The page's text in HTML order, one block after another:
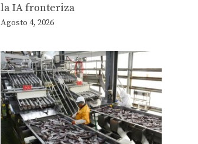
la IA fronteriza
Agosto 4, 2026